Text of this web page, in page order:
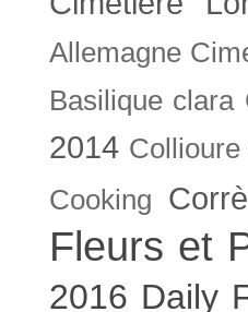
Allemagne
Basilique clara
2014 Collioure
Cooking
Fleurs et
2016 Daily